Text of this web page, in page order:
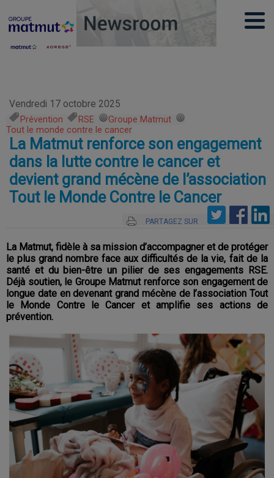
Vendredi 17 octobre 2025
Prévention RSE Groupe Matmut
Tout le monde contre le cancer
La Matmut renforce son engagement
dans la lutte contre le cancer et
devient grand mécène de l’association
Tout le Monde Contre le Cancer
PARTAGEZ SUR
La Matmut, fidèle à sa mission d’accompagner et de protéger
le plus grand nombre face aux difficultés de la vie, fait de la
santé et du bien-être un pilier de ses engagements RSE.
Déjà soutien, le Groupe Matmut renforce son engagement de
longue date en devenant grand mécène de l’association Tout
le Monde Contre le Cancer et amplifie ses actions de
prévention.